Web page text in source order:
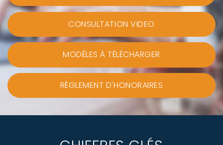
CONSULTATION VIDEO
MODÈLES À TÉLÉCHARGER
RÈGLEMENT D'HONORAIRES